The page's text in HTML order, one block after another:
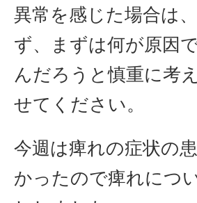
異常を感じた場合は
ず、まずは何が原因
んだろうと慎重に考
せてください。
今週は痺れの症状の
かったので痺れにつ